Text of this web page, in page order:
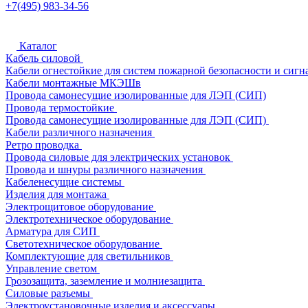
+7(495) 983-34-56
Каталог
Кабель силовой
Кабели огнестойкие для систем пожарной безопасности и
Кабели монтажные МКЭШв
Провода самонесущие изолированные для ЛЭП (СИП)
Провода термостойкие
Провода самонесущие изолированные для ЛЭП (СИП)
Кабели различного назначения
Ретро проводка
Провода силовые для электрических установок
Провода и шнуры различного назначения
Кабеленесущие системы
Изделия для монтажа
Электрощитовое оборудование
Электротехническое оборудование
Арматура для СИП
Светотехническое оборудование
Комплектующие для светильников
Управление светом
Грозозащита, заземление и молниезащита
Силовые разъемы
Электроустановочные изделия и аксессуары